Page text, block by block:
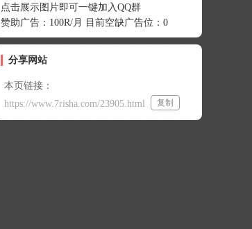
点击展示图片即可一键加入QQ群
赞助广告：100R/月 目前空缺广告位：0
分享网站
本页链接：
https://www.7risha.com/23905.html
复制